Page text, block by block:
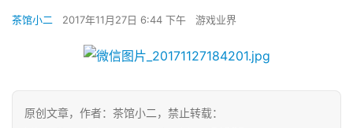
业
游
茶馆小二 2017年11月27日 6:44 下午 游戏业界
原创文章，作者：茶馆小二，禁止转载：